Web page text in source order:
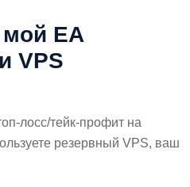
EA
VPS
лосс/тейк-профит на
резервный VPS, ваш